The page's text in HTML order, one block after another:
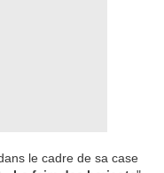
le cadre de sa case